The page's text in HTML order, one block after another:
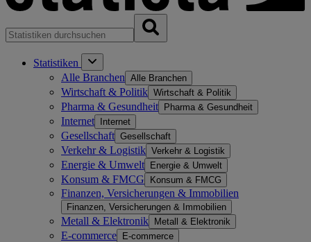
Statistiken
Alle Branchen Alle Branchen
Wirtschaft & Politik Wirtschaft & Politik
Pharma & Gesundheit Pharma & Gesundheit
Internet Internet
Gesellschaft Gesellschaft
Verkehr & Logistik Verkehr & Logistik
Energie & Umwelt Energie & Umwelt
Konsum & FMCG Konsum & FMCG
Finanzen, Versicherungen & Immobilien
Finanzen, Versicherungen & Immobilien
Metall & Elektronik Metall & Elektronik
E-commerce E-commerce